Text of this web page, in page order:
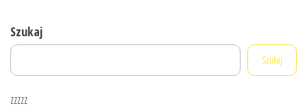
Szukaj
Szukaj
zzzzz